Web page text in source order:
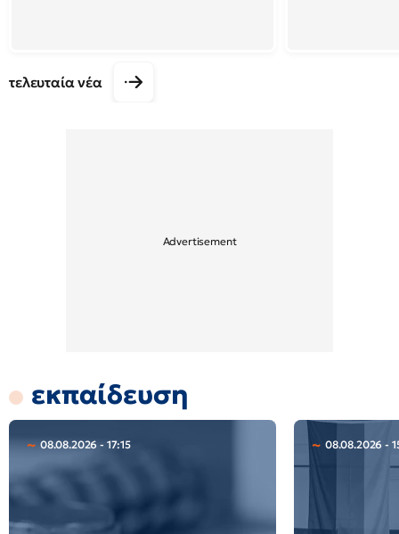
τελευταία νέα
εκπαίδευση
08.08.2026 - 17:15 08.08.2026 -